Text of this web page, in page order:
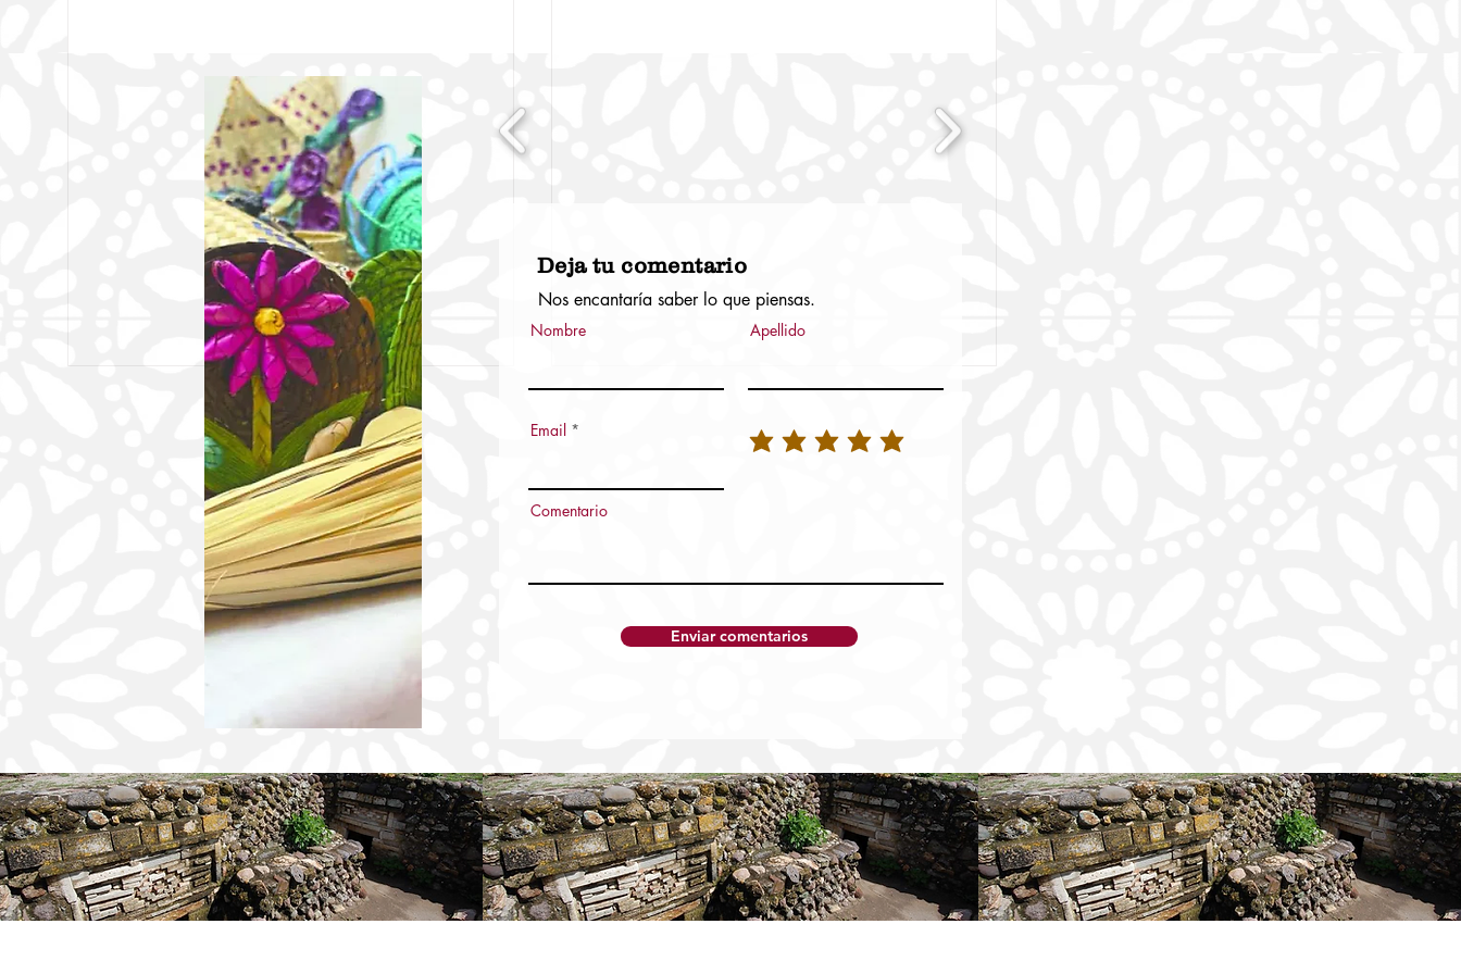
CON LA NIÑEZ AL CLAUSURAR EL
CURSO DE VERANO LED 2026
FGEO ejecuta orden de aprehensión
Deja tu comentario
Nos encantaría saber lo que piensas.
Nombre Apellido
Email
Comentario
Enviar comentarios